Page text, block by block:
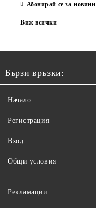
Абонирай се за новини
Виж всички
Бързи връзки:
Начало
Регистрация
Вход
Общи условия
Рекламации